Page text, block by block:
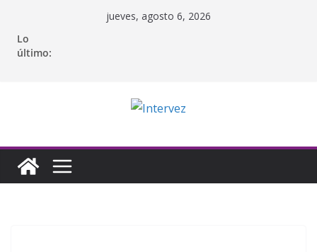
contenido
jueves, agosto 6, 2026
Lo
último: